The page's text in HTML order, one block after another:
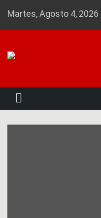
Martes, Agosto 4, 2026